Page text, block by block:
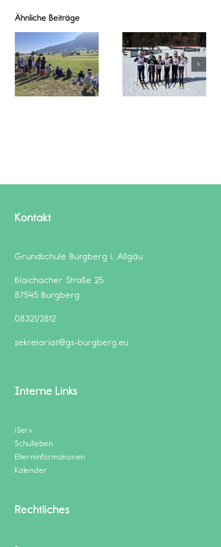
Ähnliche Beiträge
Start beim
Grundschulwettbewerb
Ski nordisch
Musical-
Aufführung
Tinas Traum
Kontakt
Grundschule Burgberg i. Allgäu
Blaichacher Straße 25
87545 Burgberg
08321/2812
sekretariat@gs-burgberg.eu
Interne Links
iServ
Schulleben
Elterninformationen
Kalender
Rechtliches